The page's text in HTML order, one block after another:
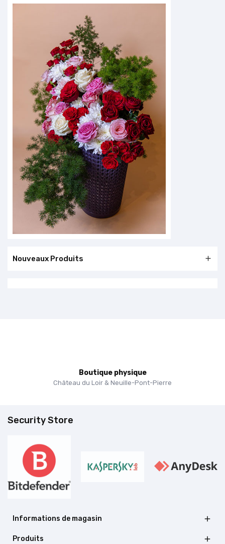
Nouveaux Produits 
Boutique physique
Château du Loir & Neuille-Pont-Pierre
Security Store
Informations de magasin 
Produits 